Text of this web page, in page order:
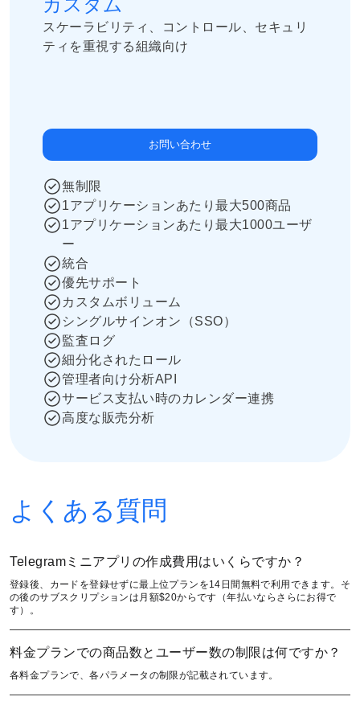
カスタム
スケーラビリティ、コントロール、セキュリ
ティを重視する組織向け
お問い合わせ
無制限
1アプリケーションあたり最大500商品
1アプリケーションあたり最大1000ユーザ
ー
統合
優先サポート
カスタムボリューム
シングルサインオン（SSO）
監査ログ
細分化されたロール
管理者向け分析API
サービス支払い時のカレンダー連携
高度な販売分析
よくある質問
Telegramミニアプリの作成費用はいくらですか？
登録後、カードを登録せずに最上位プランを14日間無料で利用できます。そ
の後のサブスクリプションは月額$20からです（年払いならさらにお得で
す）。
料金プランでの商品数とユーザー数の制限は何ですか？
各料金プランで、各パラメータの制限が記載されています。